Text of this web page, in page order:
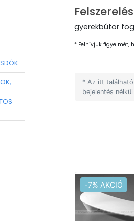
gyerekbútor
* Felhívjuk figyelmét,
* Az itt
bejelentés
-7% AKCIÓ